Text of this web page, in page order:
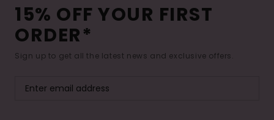
15% OFF YOUR FIRST
ORDER*
Sign up to get all the latest news and exclusive offers.